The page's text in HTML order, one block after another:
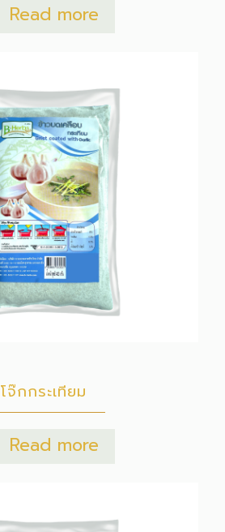
Read more
โจ๊กกระเทียม
Read more